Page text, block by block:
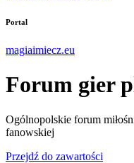
Portal
magiaimiecz.eu
Forum gier
Ogólnopolskie forum
fanowskiej
Przejdź do zawartości